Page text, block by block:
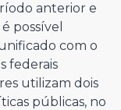
anterior e
possível
com o
federais
utilizam dois
públicas, no